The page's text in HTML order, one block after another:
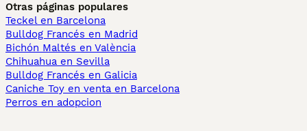
Otras páginas populares
Teckel en Barcelona
Bulldog Francés en Madrid
Bichón Maltés en València
Chihuahua en Sevilla
Bulldog Francés en Galicia
Caniche Toy en venta en Barcelona
Perros en adopcion